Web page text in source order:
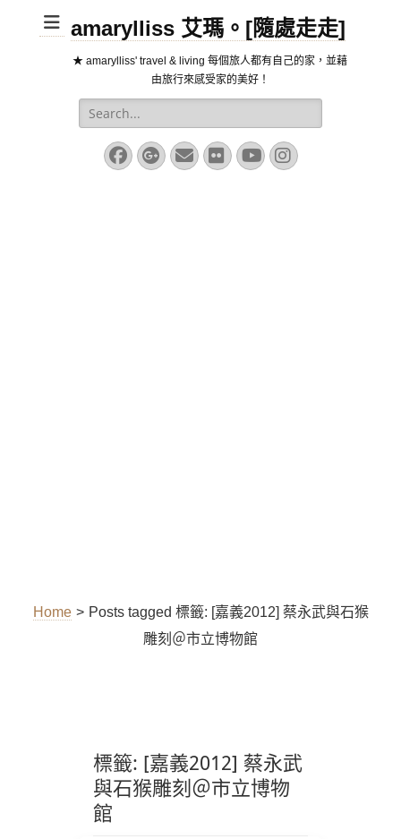
amarylliss 艾瑪。[隨處走走]
★ amarylliss' travel & living 每個旅人都有自己的家，並藉
由旅行來感受家的美好！
Search
for:
Facebook
Googleplus
EmailFlickrYouTube
Instagram
Home > Posts tagged 標籤: [嘉義2012] 蔡永武與石猴
雕刻＠市立博物館
標籤: [嘉義2012] 蔡永武
與石猴雕刻＠市立博物
館